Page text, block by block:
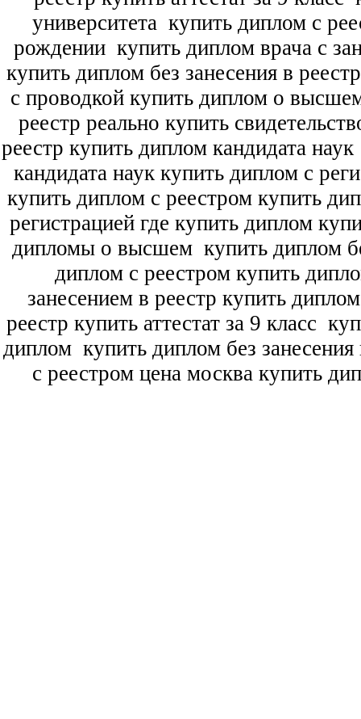
университета купить диплом с
рождении купить диплом врача с
купить диплом без занесения в
с проводкой купить диплом о
реестр реально купить
реестр купить диплом кандидата наук
кандидата наук купить диплом с
купить диплом с реестром купить
регистрацией где купить диплом
дипломы о высшем купить диплом
диплом с реестром купить
занесением в реестр купить
реестр купить аттестат за 9 класс
диплом купить диплом без
с реестром цена москва купить